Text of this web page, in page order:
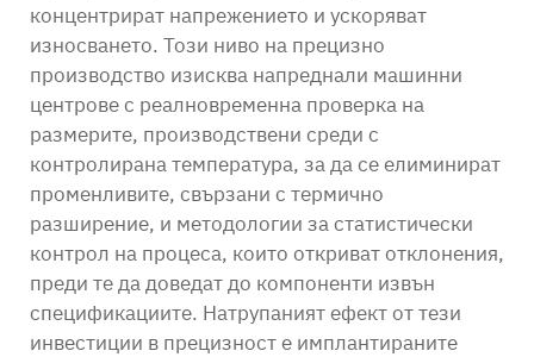
концентрират напрежението и ускоряват
износването. Този ниво на прецизно
производство изисква напреднали машинни
центрове с реалновременна проверка на
размерите, производствени среди с
контролирана температура, за да се елиминират
променливите, свързани с термично
разширение, и методологии за статистически
контрол на процеса, които откриват отклонения,
преди те да доведат до компоненти извън
спецификациите. Натрупаният ефект от тези
инвестиции в прецизност е имплантираните